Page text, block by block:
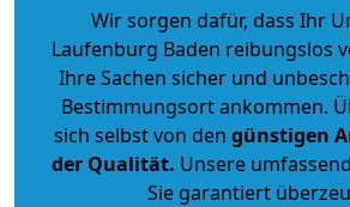
Wir sorgen dafür, dass Ihr
Laufenburg Baden reibungslos
Ihre Sachen sicher und
Bestimmungsort ankommen.
sich selbst von den günstigen
der Qualität. Unsere
Sie garantiert